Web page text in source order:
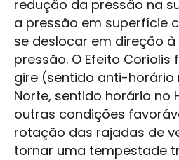
redução da pressão na
a pressão em superfície
se deslocar em direção
pressão. O Efeito Coriolis
gire (sentido anti-horário
Norte, sentido horário no
outras condições
rotação das rajadas de
tornar uma tempestade